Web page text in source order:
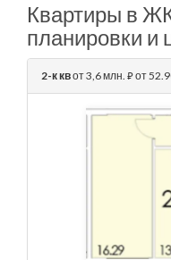
Квартиры в
планировки и
2-к квот 3,6 млн. ⃏от